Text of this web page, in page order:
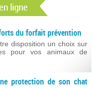
ligne
du forfait prévention
disposition un choix sur
pour vos animaux de
protection de son chat